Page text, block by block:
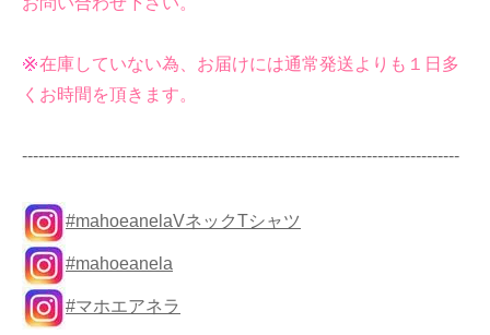
在庫していない為、お届けには通常発送よりも１日多
くお時間を頂きます。
--------------------------------------------------------------------------------
#mahoeanelaVネックTシャツ
#mahoeanela
#マホエアネラ